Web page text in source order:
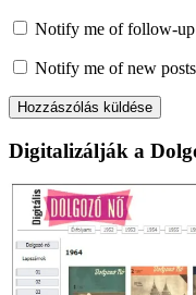
Notify me of follow-up
Notify me of new
Digitalizálják a